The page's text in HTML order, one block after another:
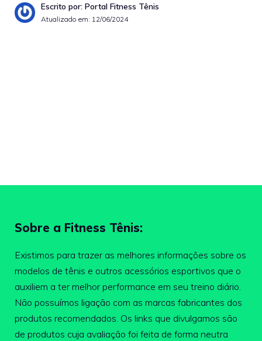
Escrito por: Portal Fitness Tênis
Atualizado em: 12/06/2024
Sobre a Fitness Tênis:
Existimos para trazer as melhores informações sobre os
modelos de tênis e outros acessórios esportivos que o
auxiliem a ter melhor performance em seu treino diário.
Não possuímos ligação com as marcas fabricantes dos
produtos recomendados. Os links que divulgamos são
de produtos cuja avaliação foi feita de forma neutra